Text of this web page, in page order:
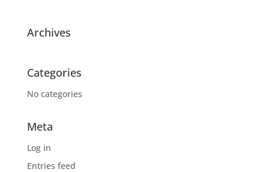
Archives
Categories
No categories
Meta
Log in
Entries feed